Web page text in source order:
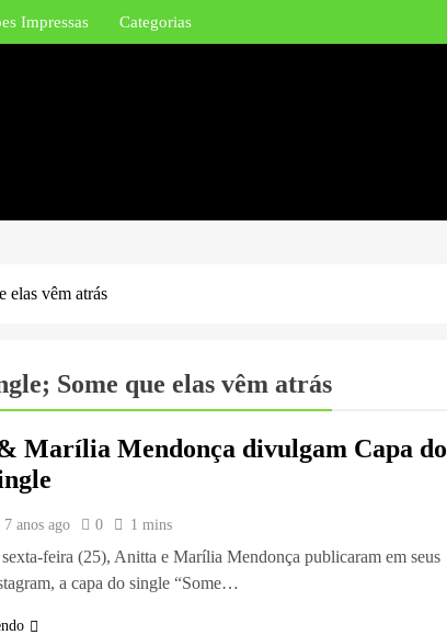
Impressas Categorias
elas vêm atrás
Some que elas vêm atrás
Marília Mendonça divulgam Capa do
7 anos ago 0 1 mins
feira (25), Anitta e Marília Mendonça publicaram em seus
a capa do single “Some…